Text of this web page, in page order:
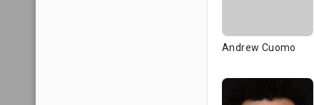
Andrew Cuomo